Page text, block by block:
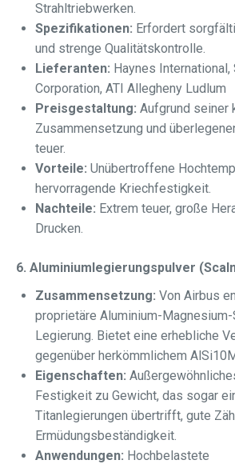
Strahltriebwerken.
Spezifikationen: Erfordert
und strenge Qualitätskontrolle.
Lieferanten: Haynes
Corporation, ATI Allegheny Ludlum
Preisgestaltung: Aufgrund seiner
Zusammensetzung und
teuer.
Vorteile: Unübertroffene
hervorragende Kriechfestigkeit.
Nachteile: Extrem teuer, große
Drucken.
6. Aluminiumlegierungspulver
Zusammensetzung: Von Airbus
proprietäre Aluminium-Magnesium-
Legierung. Bietet eine erhebliche
gegenüber herkömmlichem
Eigenschaften:
Festigkeit zu Gewicht, das sogar
Titanlegierungen übertrifft, gute
Ermüdungsbeständigkeit.
Anwendungen: Hochbelastete